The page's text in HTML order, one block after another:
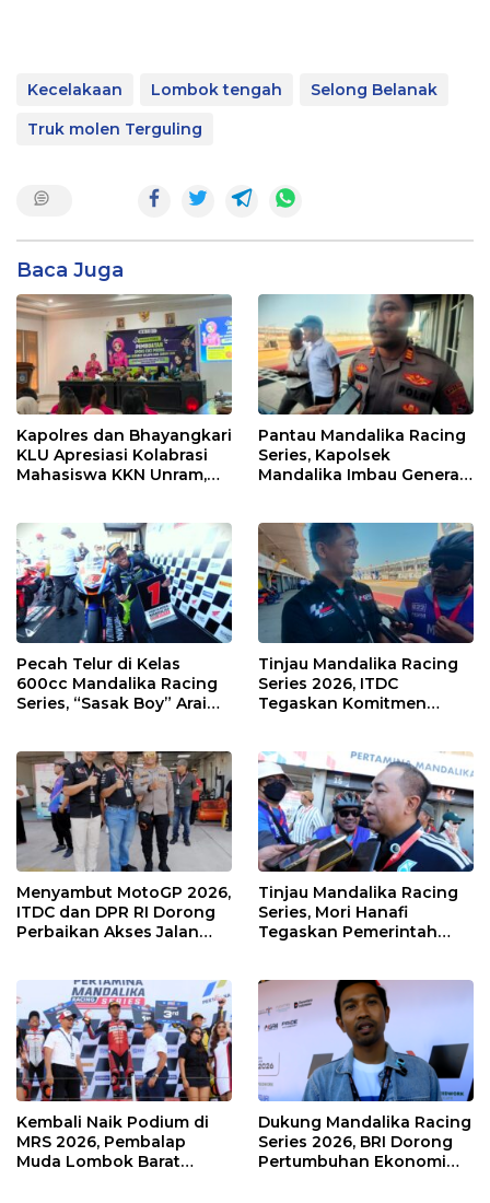
Kecelakaan Lombok tengah
Selong Belanak
Truk molen Terguling
Baca Juga
Kapolres dan Bhayangkari
KLU Apresiasi Kolabrasi
Mahasiswa KKN Unram,
Pantau Mandalika Racing
Series, Kapolsek
Mandalika Imbau Generasi
Pecah Telur di Kelas
600cc Mandalika Racing
Series, “Sasak Boy” Arai
Tinjau Mandalika Racing
Series 2026, ITDC
Tegaskan Komitmen
Kawasan
Menyambut MotoGP 2026,
ITDC dan DPR RI Dorong
Perbaikan Akses Jalan
Tinjau Mandalika Racing
Series, Mori Hanafi
Tegaskan Pemerintah
Kembali Naik Podium di
MRS 2026, Pembalap
Muda Lombok Barat
Dukung Mandalika Racing
Series 2026, BRI Dorong
Pertumbuhan Ekonomi